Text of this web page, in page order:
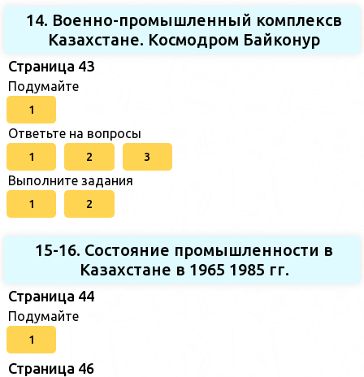
14. Военно-промышленный комплексв
Казахстане. Космодром Байконур
Страница 43
Подумайте
1
Ответьте на вопросы
1 2 3
Выполните задания
1 2
15-16. Состояние промышленности в
Казахстане в 1965 1985 гг.
Страница 44
Подумайте
1
Страница 46